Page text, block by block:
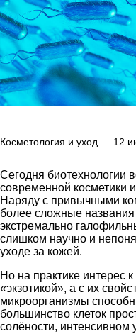
Косметология и уход 12
Сегодня биотехнологии
современной косметики
Наряду с привычными
более сложные
экстремально
слишком научно и
уходе за кожей.
Но на практике интерес
«экзотикой», а с их
микроорганизмы
большинство клеток
солёности, интенсивном